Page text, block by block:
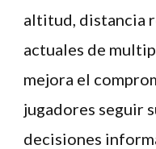
altitud, distancia
actuales de
mejora el
jugadores seguir
decisiones